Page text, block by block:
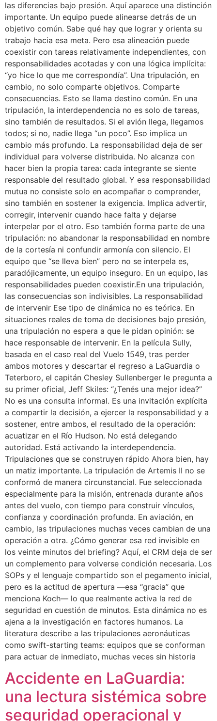
las diferencias bajo presión. Aquí aparece una distinción
importante. Un equipo puede alinearse detrás de un
objetivo común. Sabe qué hay que lograr y orienta su
trabajo hacia esa meta. Pero esa alineación puede
coexistir con tareas relativamente independientes, con
responsabilidades acotadas y con una lógica implícita:
“yo hice lo que me correspondía”. Una tripulación, en
cambio, no solo comparte objetivos. Comparte
consecuencias. Esto se llama destino común. En una
tripulación, la interdependencia no es solo de tareas,
sino también de resultados. Si el avión llega, llegamos
todos; si no, nadie llega “un poco”. Eso implica un
cambio más profundo. La responsabilidad deja de ser
individual para volverse distribuida. No alcanza con
hacer bien la propia tarea: cada integrante se siente
responsable del resultado global. Y esa responsabilidad
mutua no consiste solo en acompañar o comprender,
sino también en sostener la exigencia. Implica advertir,
corregir, intervenir cuando hace falta y dejarse
interpelar por el otro. Eso también forma parte de una
tripulación: no abandonar la responsabilidad en nombre
de la cortesía ni confundir armonía con silencio. El
equipo que “se lleva bien” pero no se interpela es,
paradójicamente, un equipo inseguro. En un equipo, las
responsabilidades pueden coexistir.En una tripulación,
las consecuencias son indivisibles. La responsabilidad
de intervenir Ese tipo de dinámica no es teórica. En
situaciones reales de toma de decisiones bajo presión,
una tripulación no espera a que le pidan opinión: se
hace responsable de intervenir. En la película Sully,
basada en el caso real del Vuelo 1549, tras perder
ambos motores y descartar el regreso a LaGuardia o
Teterboro, el capitán Chesley Sullenberger le pregunta a
su primer oficial, Jeff Skiles: “¿Tenés una mejor idea?”
No es una consulta informal. Es una invitación explícita
a compartir la decisión, a ejercer la responsabilidad y a
sostener, entre ambos, el resultado de la operación:
acuatizar en el Río Hudson. No está delegando
autoridad. Está activando la interdependencia.
Tripulaciones que se construyen rápido Ahora bien, hay
un matiz importante. La tripulación de Artemis II no se
conformó de manera circunstancial. Fue seleccionada
especialmente para la misión, entrenada durante años
antes del vuelo, con tiempo para construir vínculos,
confianza y coordinación profunda. En aviación, en
cambio, las tripulaciones muchas veces cambian de una
operación a otra. ¿Cómo generar esa red invisible en
los veinte minutos del briefing? Aquí, el CRM deja de ser
un complemento para volverse condición necesaria. Los
SOPs y el lenguaje compartido son el pegamento inicial,
pero es la actitud de apertura —esa “gracia” que
menciona Koch— lo que realmente activa la red de
seguridad en cuestión de minutos. Esta dinámica no es
ajena a la investigación en factores humanos. La
literatura describe a las tripulaciones aeronáuticas
como swift-starting teams: equipos que se conforman
para actuar de inmediato, muchas veces sin historia
Accidente en LaGuardia:
una lectura sistémica sobre
seguridad operacional y